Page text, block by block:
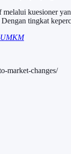
kuesioner
tingkat
UMKM
market-changes/